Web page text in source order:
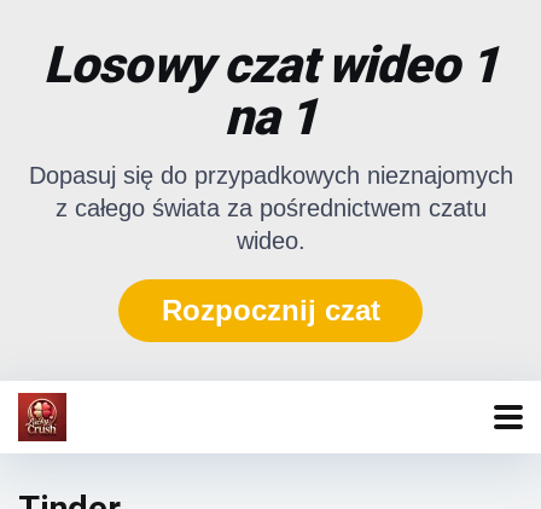
Losowy czat wideo 1
na 1
Dopasuj się do przypadkowych nieznajomych
z całego świata za pośrednictwem czatu
wideo.
Rozpocznij czat